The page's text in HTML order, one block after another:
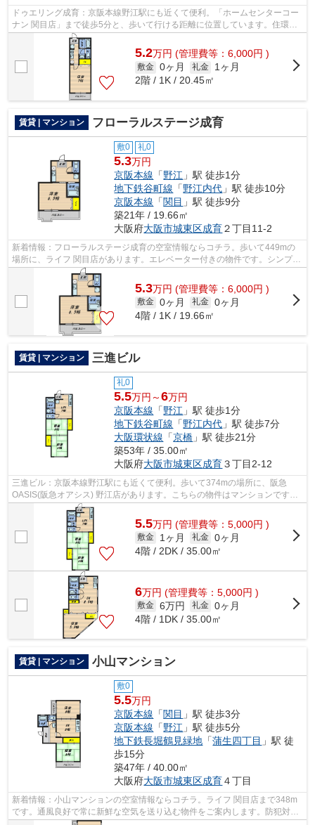
ドゥエリング成育：京阪本線野江駅にも近くて便利。「ホームセンターコー
ナン 関目店」まで徒歩5分と、歩いて行ける距離に位置しています。住環境
がよく通風良好で日も入るマンション...
5.2万円 (管理費等：6,000円 )
敷金 0ヶ月 礼金
1ヶ月
2階 / 1K / 20.45㎡
賃貸 | マンション フローラルステージ成育
敷0 礼0
5.3万円
京阪本線 「野江 」駅 徒歩1分
地下鉄谷町線 「野江内代 」駅 徒歩10分
京阪本線 「関目 」駅 徒歩9分
築21年 / 19.66㎡
大阪府大阪市城東区成育２丁目11-2
新着情報：フローラルステージ成育の空室情報ならコチラ。歩いて449mの
場所に、ライフ 関目店があります。エレベーター付きの物件です。シンプル
ながらも風の通り道がしっかり造られて...
5.3万円 (管理費等：6,000円 )
敷金 0ヶ月 礼金 0ヶ月
4階 / 1K / 19.66㎡
賃貸 | マンション 三進ビル
礼0
5.5万円～6万円
京阪本線 「野江 」駅 徒歩1分
地下鉄谷町線 「野江内代 」駅 徒歩7分
大阪環状線 「京橋 」駅 徒歩21分
築53年 / 35.00㎡
大阪府大阪市城東区成育３丁目2-12
三進ビル：京阪本線野江駅にも近くて便利。歩いて374mの場所に、阪急
OASIS(阪急オアシス) 野江店があります。こちらの物件はマンションです。
徒歩1分で駅にアクセスできる物件です。大...
5.5万円 (管理費等：5,000円 )
敷金 1ヶ月 礼金 0ヶ月
4階 / 2DK / 35.00㎡
6万円 (管理費等：5,000円 )
敷金 6万円 礼金 0ヶ月
4階 / 1DK / 35.00㎡
賃貸 | マンション 小山マンション
敷0
5.5万円
京阪本線 「関目 」駅 徒歩3分
京阪本線 「野江 」駅 徒歩5分
地下鉄長堀鶴見緑地 「蒲生四丁目 」駅 徒
歩15分
築47年 / 40.00㎡
大阪府大阪市城東区成育４丁目
新着情報：小山マンションの空室情報ならコチラ。ライフ 関目店まで348m
です。通風良好で常に新鮮な空気を送り込む物件をご案内します。防犯対策